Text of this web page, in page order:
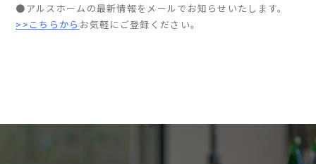
●アルスホームの最新情報をメールでお知らせいたします。
>>こちらから お気軽にご登録ください。